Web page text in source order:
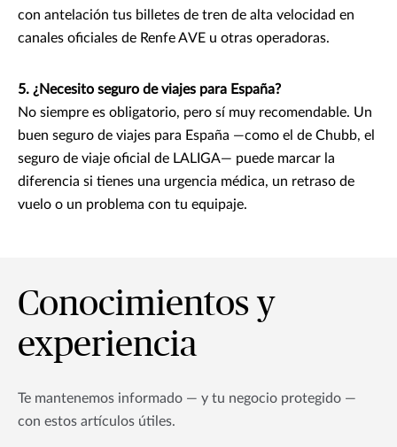
con antelación tus billetes de tren de alta velocidad en
canales oficiales de Renfe AVE u otras operadoras.
5. ¿Necesito seguro de viajes para España?
No siempre es obligatorio, pero sí muy recomendable. Un
buen seguro de viajes para España —como el de Chubb, el
seguro de viaje oficial de LALIGA— puede marcar la
diferencia si tienes una urgencia médica, un retraso de
vuelo o un problema con tu equipaje.
Conocimientos y
experiencia
Te mantenemos informado — y tu negocio protegido —
con estos artículos útiles.